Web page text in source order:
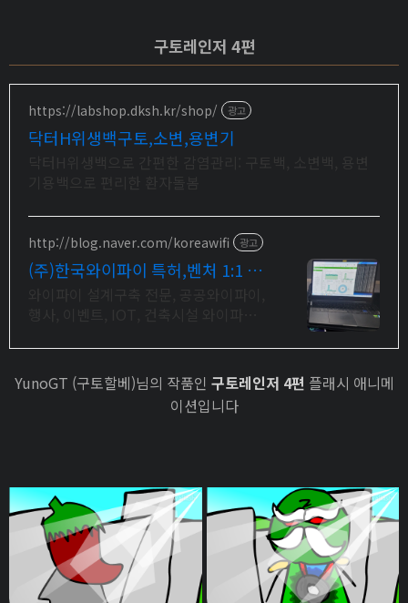
구토레인저 4편
https://labshop.dksh.kr/shop/ 광고
닥터H위생백구토,소변,용변기
http://blog.naver.com/koreawifi 광고
(주)한국와이파이 특허,벤처 1:1 맞
어 등 다수 레퍼런스 보유
YunoGT (구토할베)님의 작품인 구토레인저 4편 플래시 애니메
이션입니다